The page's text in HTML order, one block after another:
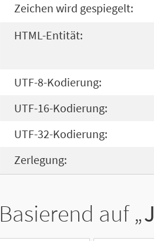
Zeichen wird gespiegelt:
HTML-Entität:
UTF-8-Kodierung:
UTF-16-Kodierung:
UTF-32-Kodierung:
Zerlegung:
Basierend auf „J